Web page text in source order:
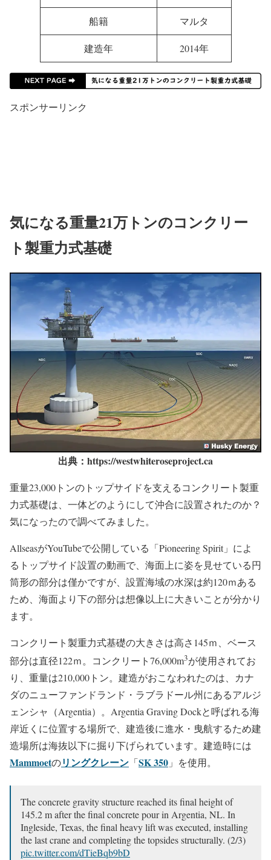
船籍 マルタ
建造年 2014年
スポンサーリンク
気になる重量21万トンのコンクリー
ト製重力式基礎
出典：https://westwhiteroseproject.ca
重量23,000トンのトップサイドを支えるコンクリート製重
力式基礎は、一体どのようにして沖合に設置されたのか？
気になったので調べてみました。
AllseasがYouTubeで公開している「Pioneering Spirit」によ
るトップサイド設置の動画で、海面上に姿を見せている円
筒形の部分は僅かですが、設置海域の水深は約120ｍある
ため、海面より下の部分は想像以上に大きいことが分かり
ます。
コンクリート製重力式基礎の大きさは高さ145ｍ、ベース
部分は直径122ｍ。コンクリート76,000m3が使用されてお
り、重量は210,000トン。建造がおこなわれたのは、カナ
ダのニューファンドランド・ラブラドール州にあるアルジ
ェンシャ（Argentia）。Argentia Graving Dockと呼ばれる海
岸近くに位置する場所で、建造後に進水・曳航するため建
造場所は海抜以下に掘り下げられています。建造時には
Mammoetのリングクレーン 「SK 350 」を使用。
The concrete gravity structure reached its final height of
145.2 m after the final concrete pour in Argentia, NL. In
Ingleside, Texas, the final heavy lift was executed, installing
the last crane and completing the topsides structurally. (2/3)
pic.twitter.com/dTieBqb9bD